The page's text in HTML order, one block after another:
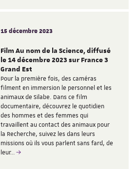
15 décembre 2023
Film Au nom de la Science, diffusé
le 14 décembre 2023 sur France 3
Grand Est
Pour la première fois, des caméras
filment en immersion le personnel et les
animaux de Silabe. Dans ce film
documentaire, découvrez le quotidien
des hommes et des femmes qui
travaillent au contact des animaux pour
la Recherche, suivez les dans leurs
missions où ils vous parlent sans fard, de
leur…